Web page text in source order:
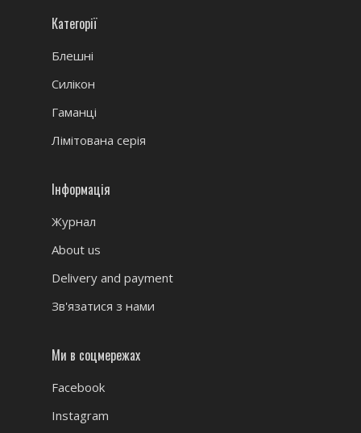
Категорії
Блешні
Силікон
Гаманці
Лімітована серія
Інформація
Журнал
About us
Delivery and payment
Зв'язатися з нами
Ми в соцмережах
Facebook
Instagram